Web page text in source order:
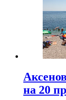
на 20